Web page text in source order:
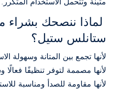
لماذا ننصحك بشراء
ستانلس ستيل؟
لأنها تجمع بين المتانة وسهولة
لأنها مصممة لتوفر تنظيفًا فعالًا
لأنها مقاومة للصدأ ومناسبة